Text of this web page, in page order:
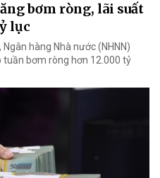
bơm ròng, lãi suất
lục
hàng Nhà nước (NHNN)
tuần bơm ròng hơn 12.000 tỷ